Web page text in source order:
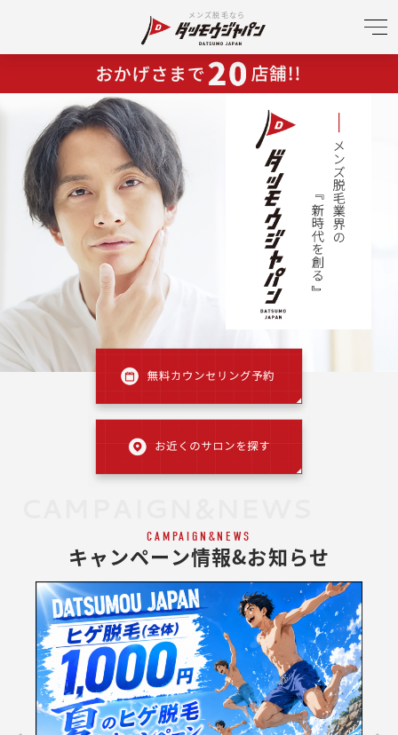
メンズ脱毛なら
CAMPAIGN&NEWS
キャンペーン情報&お知らせ